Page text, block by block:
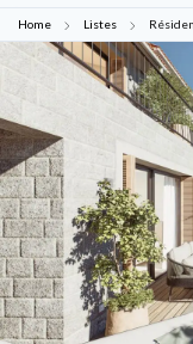
Home Listes